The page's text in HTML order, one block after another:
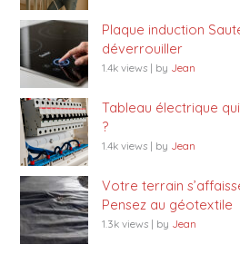
Plaque induction
déverrouiller
1.4k views | by Jean
Tableau électrique
?
1.4k views | by Jean
Votre terrain
Pensez au géotextile
1.3k views | by Jean